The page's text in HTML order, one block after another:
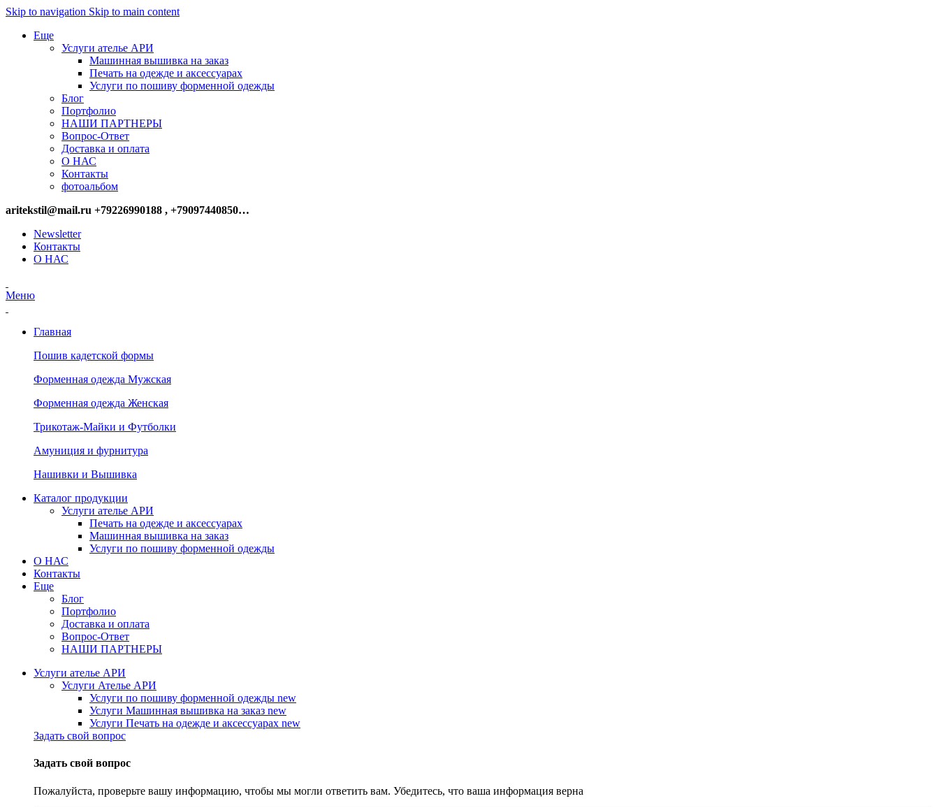
Skip to navigation Skip to main content
Еще
Услуги ателье АРИ
Машинная вышивка на заказ
Печать на одежде и аксессуарах
Услуги по пошиву форменной одежды
Блог
Портфолио
НАШИ ПАРТНЕРЫ
Вопрос-Ответ
Доставка и оплата
О НАС
Контакты
фотоальбом
aritekstil@mail.ru +79226990188 , +79097440850…
Newsletter
Контакты
О НАС
Меню
Главная
Пошив кадетской формы
Форменная одежда Мужская
Форменная одежда Женская
Трикотаж-Майки и Футболки
Амуниция и фурнитура
Нашивки и Вышивка
Каталог продукции
Услуги ателье АРИ
Печать на одежде и аксессуарах
Машинная вышивка на заказ
Услуги по пошиву форменной одежды
О НАС
Контакты
Еще
Блог
Портфолио
Доставка и оплата
Вопрос-Ответ
НАШИ ПАРТНЕРЫ
Услуги ателье АРИ
Услуги Ателье АРИ
Услуги по пошиву форменной одежды new
Услуги Машинная вышивка на заказ new
Услуги Печать на одежде и аксессуарах new
Задать свой вопрос
Задать свой вопрос
Пожалуйста, проверьте вашу информацию, чтобы мы могли ответить вам. Убедитесь, что ваша информация верна